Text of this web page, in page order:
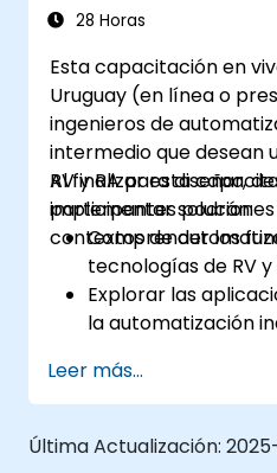
28 Horas
Esta capacitación en
Uruguay (en línea o
ingenieros de
intermedio que desean
RV y RA para diseñar,
implementar soluciones
contextos de
Al finalizar esta
participantes podrán:
Comprender los
tecnologías de RV y
Explorar las
la automatización
herramientas y
Aprender a diseñar
soluciones de RV/
Leer más...
Última Actualización: